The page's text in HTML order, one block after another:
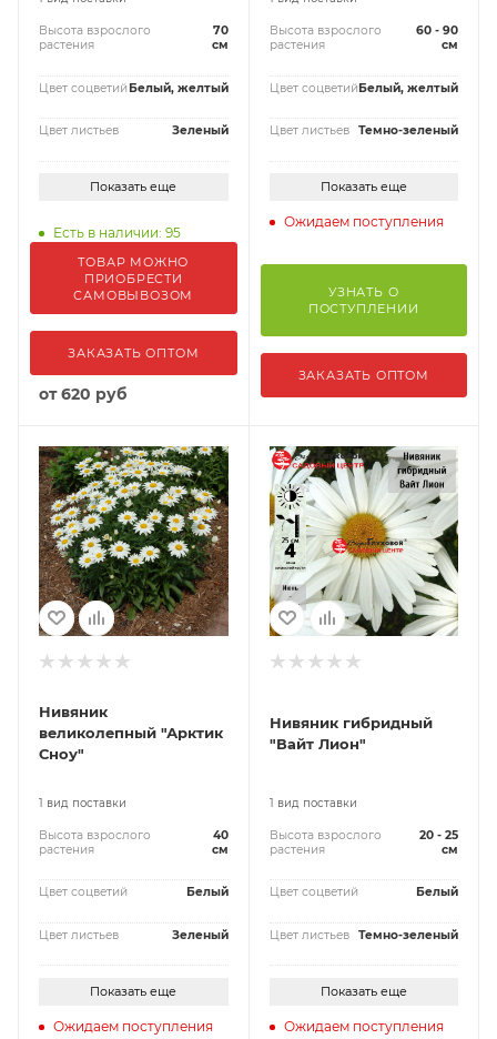
Высота взрослого
растения
70
см
Цвет соцветий Белый, желтый
Цвет листьев Зеленый
Показать еще
Есть в наличии: 95
ТОВАР МОЖНО
ПРИОБРЕСТИ
САМОВЫВОЗОМ
ЗАКАЗАТЬ ОПТОМ
от620 руб
Высота взрослого
растения
60 - 90
см
Цвет соцветийБелый, желтый
Цвет листьев Темно-зеленый
Показать еще
Ожидаем поступления
УЗНАТЬ О
ПОСТУПЛЕНИИ
ЗАКАЗАТЬ ОПТОМ
Нивяник
великолепный "Арктик
Сноу"
1 вид поставки
Высота взрослого
растения
40
см
Цвет соцветий Белый
Цвет листьев Зеленый
Показать еще
Ожидаем поступления
Нивяник гибридный
"Вайт Лион"
1 вид поставки
Высота взрослого
растения
20 - 25
см
Цвет соцветий Белый
Цвет листьев Темно-зеленый
Показать еще
Ожидаем поступления